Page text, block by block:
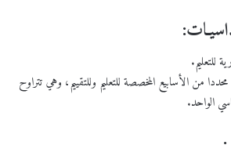
للتعليم.
الأسابيع المخصصة للتعليم وللتقييم، وهي تتراوح